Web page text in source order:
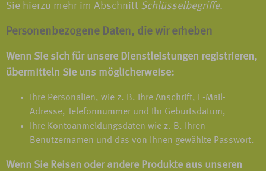
Sie hierzu mehr im Abschnitt Schlüsselbegriffe.
Personenbezogene Daten, die wir erheben
Wenn Sie sich für unsere Dienstleistungen registrieren,
übermitteln Sie uns möglicherweise:
Ihre Personalien, wie z. B. Ihre Anschrift, E-Mail-
Adresse, Telefonnummer und Ihr Geburtsdatum,
Ihre Kontoanmeldungsdaten wie z. B. Ihren
Benutzernamen und das von Ihnen gewählte Passwort.
Wenn Sie Reisen oder andere Produkte aus unseren